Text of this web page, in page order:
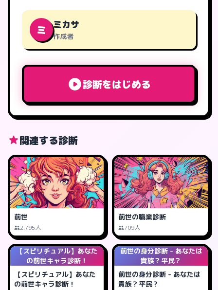
ミ ミカサ
作成者
診断をはじめる
関連する診断
前世
2,795人
前世の職業診断
709人
【スピリチュアル】あなた
の前世キャラ診断！
【スピリチュアル】あなた
の前世キャラ診断！
前世の身分診断 - あなたは
貴族？平民？
前世の身分診断 - あなたは
貴族？平民？